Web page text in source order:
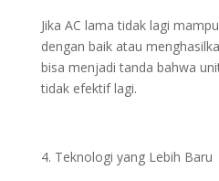
Jika AC lama tidak lagi
dengan baik atau
bisa menjadi tanda bahwa
tidak efektif lagi.
Teknologi yang Lebih Baru